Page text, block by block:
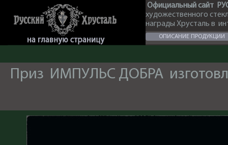
Официальный сайт
художественного
награды Хрусталь в
ОПИСАНИЕ ПРОДУКЦИИ
Приз ИМПУЛЬС ДОБРА